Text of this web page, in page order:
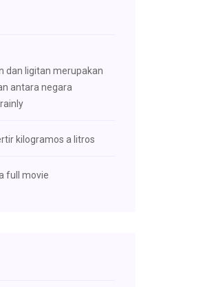
dan ligitan merupakan
antara negara
kilogramos a litros
full movie